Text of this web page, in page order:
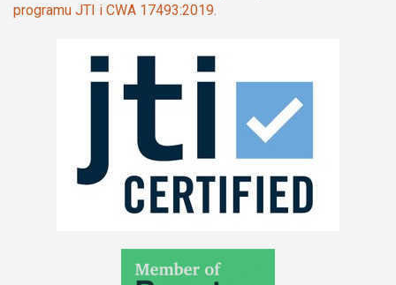
programu JTI i CWA 17493:2019.